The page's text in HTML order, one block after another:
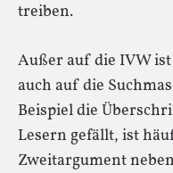
treiben.
Außer auf die IVW
auch auf die
Beispiel die
Lesern gefällt, ist
Zweitargument